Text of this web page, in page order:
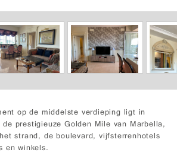
op de middelste verdieping ligt in
prestigieuze Golden Mile van Marbella,
strand, de boulevard, vijfsterrenhotels
en winkels.